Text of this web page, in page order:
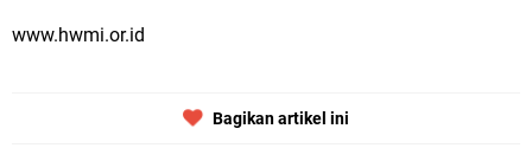
www.hwmi.or.id
Bagikan artikel ini